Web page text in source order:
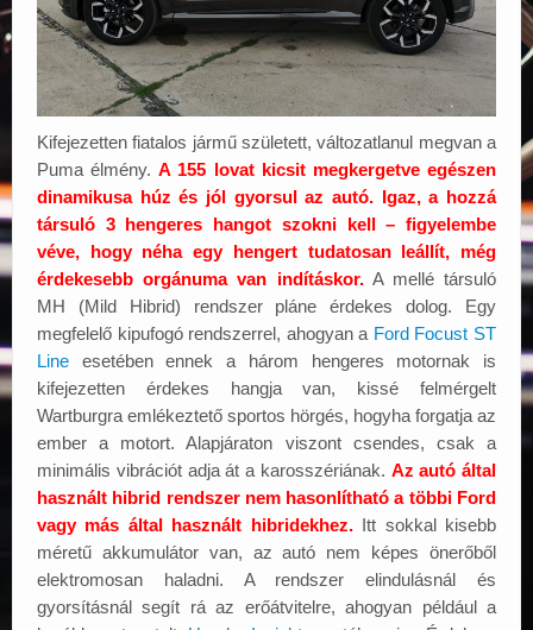
Kifejezetten fiatalos jármű született, változatlanul megvan a
Puma élmény.A 155 lovat kicsit megkergetve egészen
dinamikusa húz és jól gyorsul az autó. Igaz, a hozzá
társuló 3 hengeres hangot szokni kell – figyelembe
véve, hogy néha egy hengert tudatosan leállít, még
érdekesebb orgánuma van indításkor.A mellé társuló
MH (Mild Hibrid) rendszer pláne érdekes dolog. Egy
megfelelő kipufogó rendszerrel, ahogyan a Ford Focust ST
Line esetében ennek a három hengeres motornak is
kifejezetten érdekes hangja van, kissé felmérgelt
Wartburgra emlékeztető sportos hörgés, hogyha forgatja az
ember a motort. Alapjáraton viszont csendes, csak a
minimális vibrációt adja át a karosszériának. Az autó által
használt hibrid rendszer nem hasonlítható a többi Ford
vagy más által használt hibridekhez. Itt sokkal kisebb
méretű akkumulátor van, az autó nem képes önerőből
elektromosan haladni. A rendszer elindulásnál és
gyorsításnál segít rá az erőátvitelre, ahogyan például a